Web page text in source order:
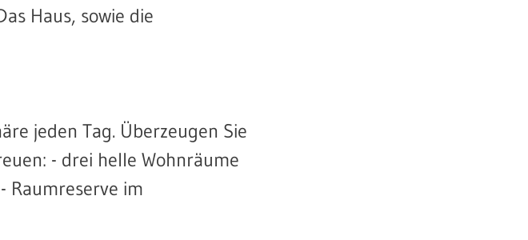
Haus, sowie die
jeden Tag. Überzeugen Sie
- drei helle Wohnräume
Raumreserve im